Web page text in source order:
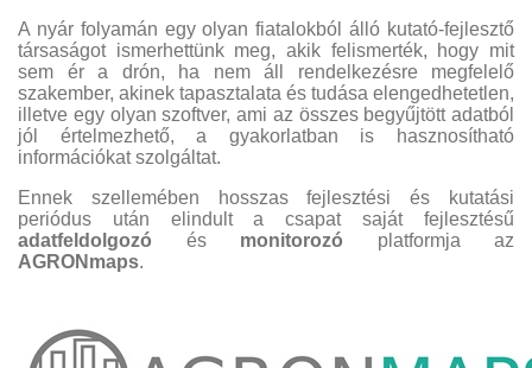
A nyár folyamán egy olyan fiatalokból álló kutató-fejlesztő
társaságot ismerhettünk meg, akik felismerték, hogy mit
sem ér a drón, ha nem áll rendelkezésre megfelelő
szakember, akinek tapasztalata és tudása elengedhetetlen,
illetve egy olyan szoftver, ami az összes begyűjtött adatból
jól értelmezhető, a gyakorlatban is hasznosítható
információkat szolgáltat.
Ennek szellemében hosszas fejlesztési és kutatási
periódus után elindult a csapat saját fejlesztésű
adatfeldolgozó ésmonitorozó platformja az
AGRONmaps.